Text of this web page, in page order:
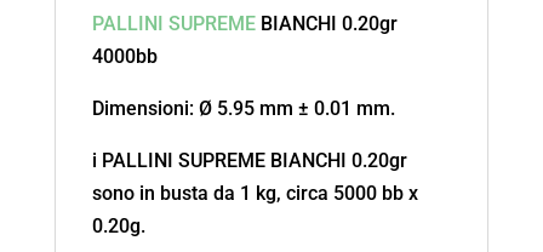
PALLINI SUPREMEBIANCHI 0.20gr
4000bb
Dimensioni: Ø 5.95 mm ± 0.01 mm.
i PALLINI SUPREME BIANCHI 0.20gr
sono in busta da 1 kg, circa 5000 bb x
0.20g.